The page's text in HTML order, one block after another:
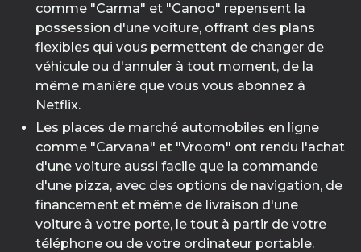
comme "Carma" et "Canoo" repensent la
possession d'une voiture, offrant des plans
flexibles qui vous permettent de changer de
véhicule ou d'annuler à tout moment, de la
même manière que vous vous abonnez à
Netflix.
Les places de marché automobiles en ligne
comme "Carvana" et "Vroom" ont rendu l'achat
d'une voiture aussi facile que la commande
d'une pizza, avec des options de navigation, de
financement et même de livraison d'une
voiture à votre porte, le tout à partir de votre
téléphone ou de votre ordinateur portable.